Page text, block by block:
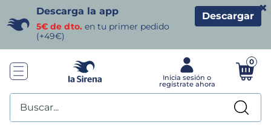
Descarga la app
5€ de dto. en tu primer pedido
(+49€)
Descargar
×
0
Buscar...